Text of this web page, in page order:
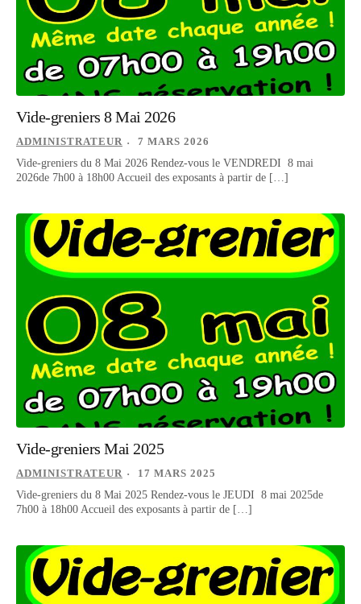
Vide-greniers 8 Mai 2026
ADMINISTRATEUR
7 MARS 2026
Vide-greniers du 8 Mai 2026 Rendez-vous le VENDREDI 8 mai
2026de 7h00 à 18h00 Accueil des exposants à partir de […]
Vide-greniers Mai 2025
ADMINISTRATEUR
17 MARS 2025
Vide-greniers du 8 Mai 2025 Rendez-vous le JEUDI 8 mai 2025de
7h00 à 18h00 Accueil des exposants à partir de […]